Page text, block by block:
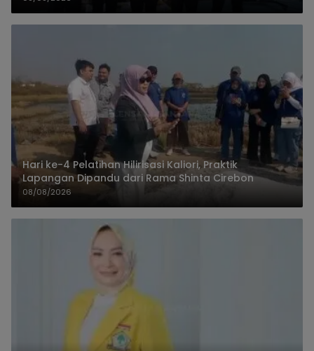
Hari ke-4 Pelatihan Hilirisasi Kaliori, Praktik
Lapangan Dipandu dari Rama Shinta Cirebon
08/08/2026